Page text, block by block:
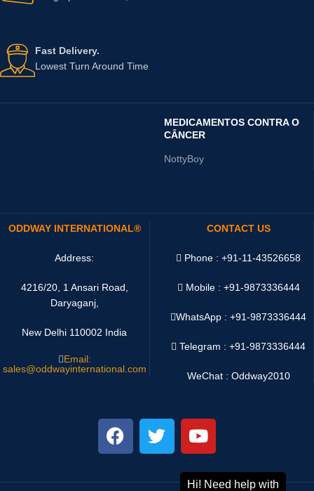
Fast Delivery.
Lowest Turn Around Time
MEDICAMENTOS CONTRA O
CÂNCER
NottyBoy
ODDWAY INTERNATIONAL®
Address:
4216/20, 1 Ansari Road,
Daryaganj,
New Delhi 110002 India
Email:
sales@oddwayinternational.com
CONTACT US
Phone : +91-11-43526658
Mobile : +91-9873336444
WhatsApp :+91-9873336444
Telegram : +91-9873336444
WeChat : Oddway2010